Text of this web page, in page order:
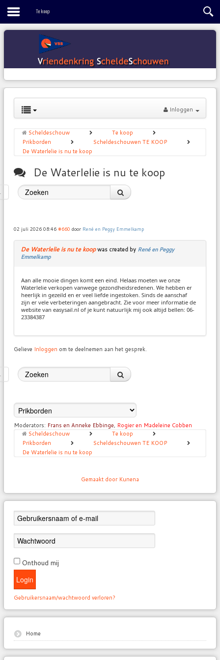
Te koop
Contact
Inloggen
Scheldeschouw
Te koop
Prikborden
Scheldeschouwen TE KOOP
De Waterlelie is nu te koop
De Waterlelie is nu te koop
02 juli 2026 08:46 #660 door René en Peggy Emmelkamp
De Waterlelie is nu te koopwas created by René en Peggy
Emmelkamp
Aan alle mooie dingen komt een eind. Helaas moeten we onze
Waterlelie verkopen vanwege gezondheidsredenen. We hebben er
heerlijk in gezeild en er veel liefde ingestoken. Sinds de aanschaf
zijn er vele verbeteringen aangebracht. Zie voor meer informatie de
website van easysail.nl of je kunt natuurlijk mij ook altijd bellen: 06-
23384387
Gelieve Inloggen om te deelnemen aan het gesprek.
Moderators: Frans en Anneke Ebbinge, Rogier en Madeleine Cobben
Scheldeschouw
Te koop
Prikborden
Scheldeschouwen TE KOOP
De Waterlelie is nu te koop
Gemaakt door Kunena
Onthoud mij
Login
Gebruikersnaam/wachtwoord verloren?
Home